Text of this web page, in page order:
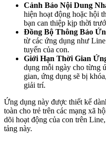
Cảnh Báo Nội Dung
hiện hoạt động hoặc hội
bạn can thiệp kịp thời
Đồng Bộ Thông Báo
từ các ứng dụng như
tuyến của con.
Giới Hạn Thời Gian
dụng mỗi ngày cho từng
gian, ứng dụng sẽ bị
giải trí.
Ứng dụng này được thiết kế
toàn cho trẻ trên các mạng xã
dõi hoạt động của con trên
tảng này.